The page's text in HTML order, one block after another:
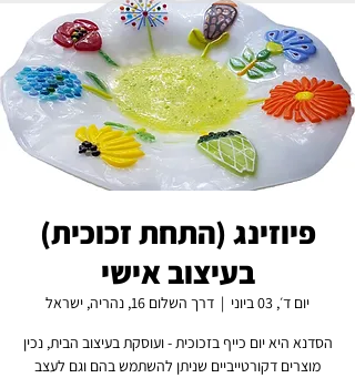
פיוזינג (התחת זכוכית)
בעיצוב אישי
יום ד׳, 03 ביוני
  |
דרך השלום 16, נהריה, ישראל
הסדנא היא יום כייף בזכוכית - ועוסקת בעיצוב הבית, נכין
מוצרים דקורטייביים שניתן להשתמש בהם וגם לעצב